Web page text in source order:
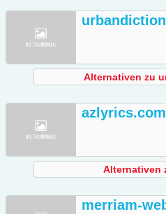
Alternativen zu
azlyrics.com
Alternativen
merriam-